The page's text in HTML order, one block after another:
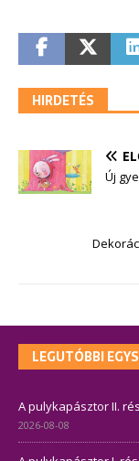
HIRDETÉS
Új
LEGUTÓBBI
A pulykapásztor II.
2026-08-08